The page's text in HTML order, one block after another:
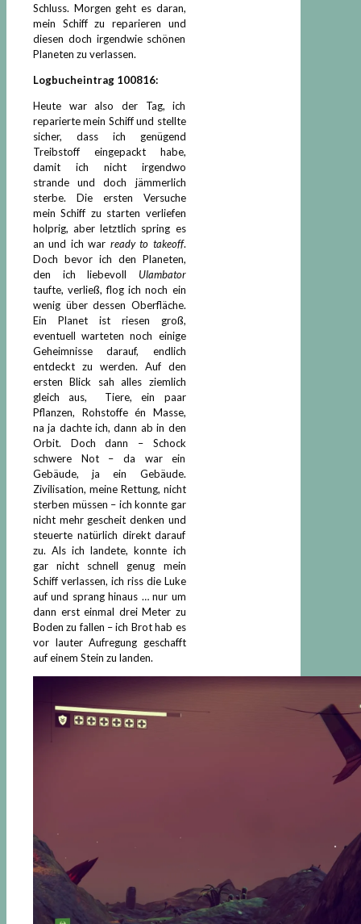
Schluss. Morgen geht es daran,
mein Schiff zu reparieren und
diesen doch irgendwie schönen
Planeten zu verlassen.
Logbucheintrag 100816:
Heute war also der Tag, ich
reparierte mein Schiff und stellte
sicher, dass ich genügend
Treibstoff eingepackt habe,
damit ich nicht irgendwo
strande und doch jämmerlich
sterbe. Die ersten Versuche
mein Schiff zu starten verliefen
holprig, aber letztlich spring es
an und ich war ready to takeoff.
Doch bevor ich den Planeten,
den ich liebevoll Ulambator
taufte, verließ, flog ich noch ein
wenig über dessen Oberfläche.
Ein Planet ist riesen groß,
eventuell warteten noch einige
Geheimnisse darauf, endlich
entdeckt zu werden. Auf den
ersten Blick sah alles ziemlich
gleich aus, Tiere, ein paar
Pflanzen, Rohstoffe én Masse,
na ja dachte ich, dann ab in den
Orbit. Doch dann – Schock
schwere Not – da war ein
Gebäude, ja ein Gebäude.
Zivilisation, meine Rettung, nicht
sterben müssen – ich konnte gar
nicht mehr gescheit denken und
steuerte natürlich direkt darauf
zu. Als ich landete, konnte ich
gar nicht schnell genug mein
Schiff verlassen, ich riss die Luke
auf und sprang hinaus … nur um
dann erst einmal drei Meter zu
Boden zu fallen – ich Brot hab es
vor lauter Aufregung geschafft
auf einem Stein zu landen.